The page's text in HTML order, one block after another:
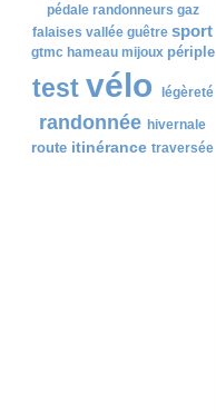
pédale randonneurs gaz
falaises vallée guêtre sport
gtmc hameau mijoux périple
test vélo légèreté
randonnée hivernale
route itinérance traversée